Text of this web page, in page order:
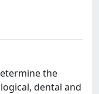
the
dental and